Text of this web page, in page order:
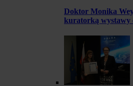
Doktor Monika
kuratorką wystawy